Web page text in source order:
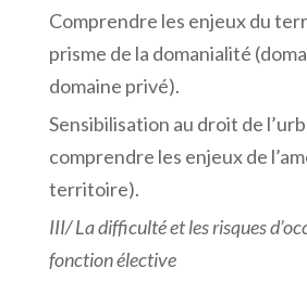
Comprendre les enjeux du
prisme de la domanialité
domaine privé).
Sensibilisation au droit de
comprendre les enjeux de
territoire).
III/Ladifficultéetlesrisques
fonctionélective